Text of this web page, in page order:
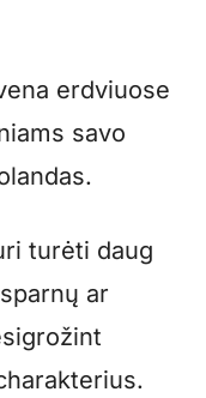
erdviuose
savo
turėti daug
ar